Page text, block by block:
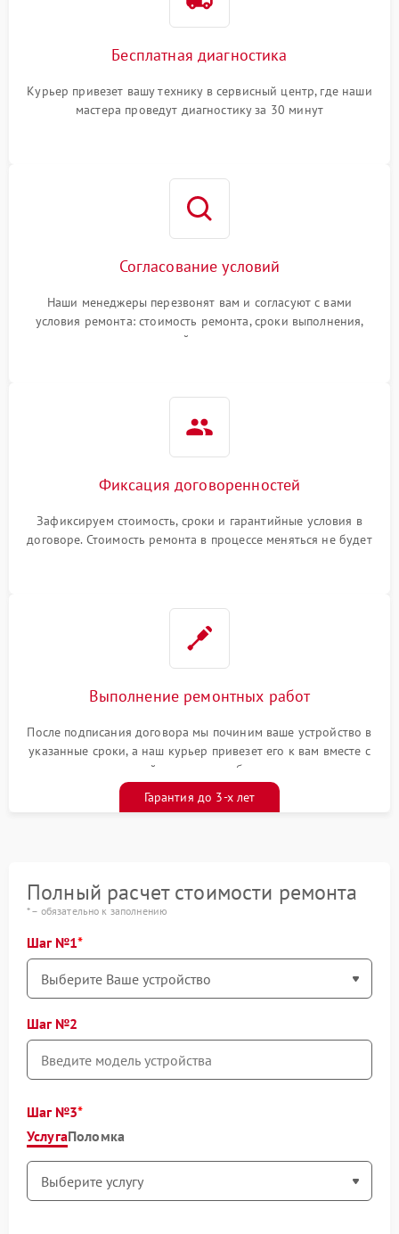
Бесплатная диагностика
Курьер привезет вашу технику в сервисный центр, где наши
мастера проведут диагностику за 30 минут
Согласование условий
Наши менеджеры перезвонят вам и согласуют с вами
условия ремонта: стоимость ремонта, сроки выполнения,
гарантийные условия
Фиксация договоренностей
Зафиксируем стоимость, сроки и гарантийные условия в
договоре. Стоимость ремонта в процессе меняться не будет
Выполнение ремонтных работ
После подписания договора мы починим ваше устройство в
указанные сроки, а наш курьер привезет его к вам вместе с
гарантийным талоном бесплатно
Гарантия до 3-х лет
Полный расчет стоимости ремонта
* – обязательно к заполнению
Шаг №1
Шаг №2
Шаг №3
УслугаПоломка